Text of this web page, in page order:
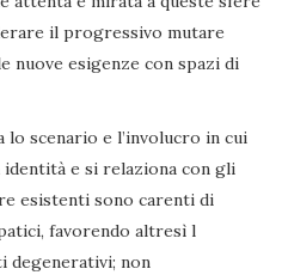
il progressivo mutare
nuove esigenze con spazi di
scenario e l’involucro in cui
e si relaziona con gli
esistenti sono carenti di
favorendo altresì l
degenerativi; non